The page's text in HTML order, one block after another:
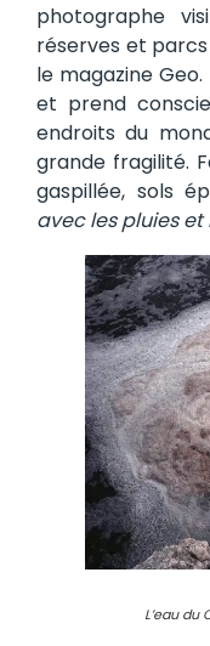
photographe
réserves et
le magazine
et prend
endroits du
grande fragilité.
gaspillée, sols
avec les pluies et
L’eau